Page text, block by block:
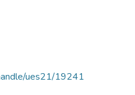
ues21/19241